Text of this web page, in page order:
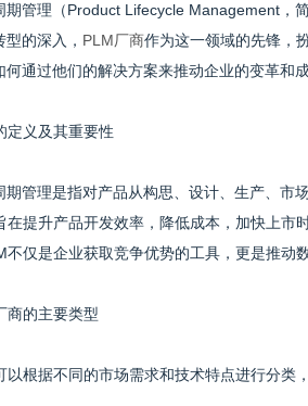
期管理（Product Lifecycle Management，
的深入， PLM厂商作为这一领域的先锋，
何通过他们的解决方案来推动企业的变革和
定义及其重要性
期管理是指对产品从构思、设计、生产、市
在提升产品开发效率，降低成本，加快上市
不仅是企业获取竞争优势的工具，更是推动
商的主要类型
以根据不同的市场需求和技术特点进行分类